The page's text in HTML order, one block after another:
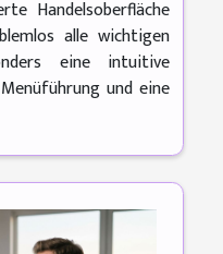
Handelsoberfläche
alle wichtigen
eine intuitive
und eine